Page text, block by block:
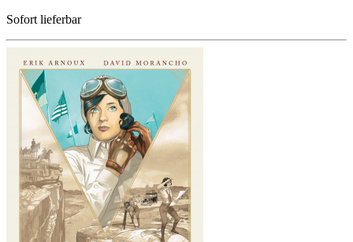
Sofort lieferbar